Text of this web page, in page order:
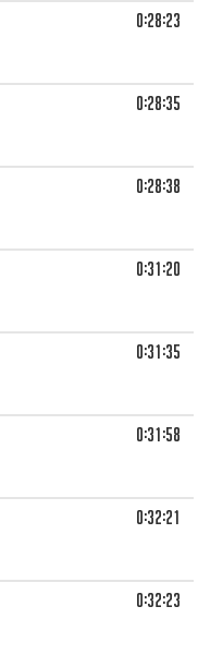
0:28:23
0:28:35
0:28:38
0:31:20
0:31:35
0:31:58
0:32:21
0:32:23